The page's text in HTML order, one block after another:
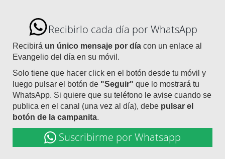
Recibirlo cada día por WhatsApp
Recibirá un único mensaje por día con un enlace al
Evangelio del día en su móvil.
Solo tiene que hacer click en el botón desde tu móvil y
luego pulsar el botón de "Seguir" que lo mostrará tu
WhatsApp. Si quiere que su teléfono le avise cuando se
publica en el canal (una vez al día), debe pulsar el
botón de la campanita.
Suscribirme por Whatsapp